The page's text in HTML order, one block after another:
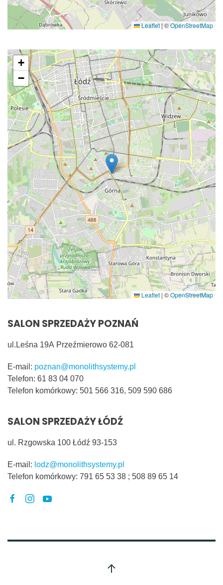
Leaflet|©OpenStreetMap
+
−
Leaflet | ©OpenStreetMap
SALON SPRZEDAŻY POZNAŃ
ul.Leśna 19A Przeźmierowo 62-081
E-mail: poznan@monolithsystemy.pl
Telefon: 61 83 04 070
Telefon komórkowy: 501 566 316, 509 590 686
SALON SPRZEDAŻY ŁÓDŹ
ul. Rzgowska 100 Łódź 93-153
E-mail: lodz@monolithsystemy.pl
Telefon komórkowy: 791 65 53 38 ; 508 89 65 14